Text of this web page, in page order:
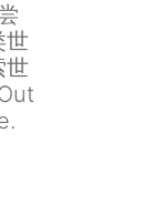
世
世